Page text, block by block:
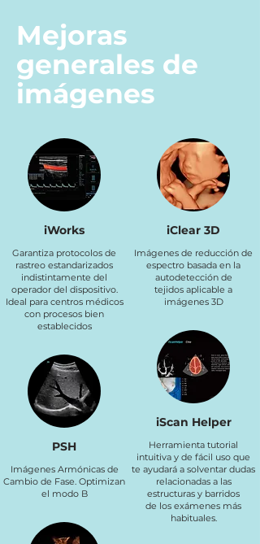
Mejoras
generales de
imágenes
iWorks
Garantiza protocolos de
rastreo estandarizados
indistintamente del
operador del dispositivo.
Ideal para centros médicos
con procesos bien
establecidos
PSH
Imágenes Armónicas de
Cambio de Fase. Optimizan
el modo B
iClear 3D
Imágenes de reducción de
espectro basada en la
autodetección de
tejidos aplicable a
imágenes 3D
iScan Helper
Herramienta tutorial
intuitiva y de fácil uso que
te ayudará a solventar dudas
relacionadas a las
estructuras y barridos
de los exámenes más
habituales.